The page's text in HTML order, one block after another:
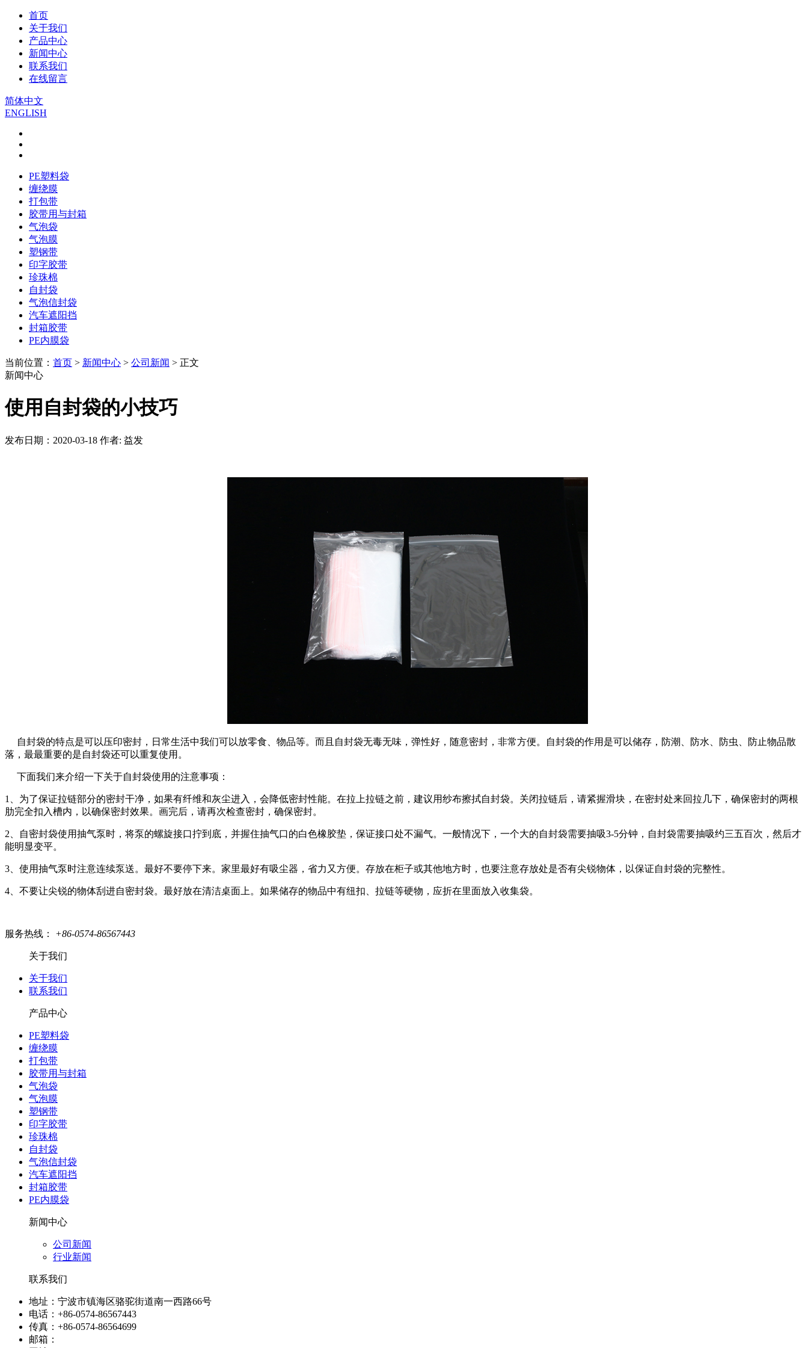
首页
关于我们
产品中心
新闻中心
联系我们
在线留言
简体中文
ENGLISH
PE塑料袋
缠绕膜
打包带
胶带用与封箱
气泡袋
气泡膜
塑钢带
印字胶带
珍珠棉
自封袋
气泡信封袋
汽车遮阳挡
封箱胶带
PE内膜袋
当前位置： 首页 > 新闻中心 > 公司新闻 > 正文
新闻中心
使用自封袋的小技巧
发布日期：2020-03-18 作者: 益发
自封袋的特点是可以压印密封，日常生活中我们可以放零食、物品等。而且自封袋无毒无味，弹性好，随意密封，非常方便。自封袋的作用是可以储存，防潮、防水、防虫、防止物品散
落，最最重要的是自封袋还可以重复使用。
下面我们来介绍一下关于自封袋使用的注意事项：
1、为了保证拉链部分的密封干净，如果有纤维和灰尘进入，会降低密封性能。在拉上拉链之前，建议用纱布擦拭自封袋。关闭拉链后，请紧握滑块，在密封处来回拉几下，确保密封的两根
肋完全扣入槽内，以确保密封效果。画完后，请再次检查密封，确保密封。
2、自密封袋使用抽气泵时，将泵的螺旋接口拧到底，并握住抽气口的白色橡胶垫，保证接口处不漏气。一般情况下，一个大的自封袋需要抽吸3-5分钟，自封袋需要抽吸约三五百次，然后才
能明显变平。
3、使用抽气泵时注意连续泵送。最好不要停下来。家里最好有吸尘器，省力又方便。存放在柜子或其他地方时，也要注意存放处是否有尖锐物体，以保证自封袋的完整性。
4、不要让尖锐的物体刮进自密封袋。最好放在清洁桌面上。如果储存的物品中有纽扣、拉链等硬物，应折在里面放入收集袋。
服务热线： +86-0574-86567443
关于我们
关于我们
联系我们
产品中心
PE塑料袋
缠绕膜
打包带
胶带用与封箱
气泡袋
气泡膜
塑钢带
印字胶带
珍珠棉
自封袋
气泡信封袋
汽车遮阳挡
封箱胶带
PE内膜袋
新闻中心
公司新闻
行业新闻
联系我们
地址：宁波市镇海区骆驼街道南一西路66号
电话：+86-0574-86567443
传真：+86-0574-86564699
邮箱：